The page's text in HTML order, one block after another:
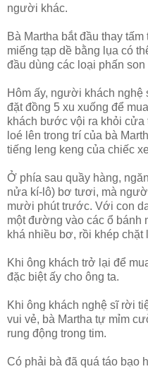
người khác.
Bà Martha bắt đầu thay
miếng tạp dề bằng lụa có
đầu dùng các loại phấn
Hôm ấy, người khách
đặt đồng 5 xu xuống để
khách bước vội ra khỏi
loé lên trong trí của bà
tiếng leng keng của chiếc
Ở phía sau quầy hàng,
nửa kí-lô) bơ tươi, mà
mười phút trước. Với con
một đường vào các ổ bánh
khá nhiều bơ, rồi khép chặt
Khi ông khách trở lại để
đặc biệt ấy cho ông ta.
Khi ông khách nghệ sĩ rời
vui vẻ, bà Martha tự mỉm
rung động trong tim.
Có phải bà đã quá táo bạo